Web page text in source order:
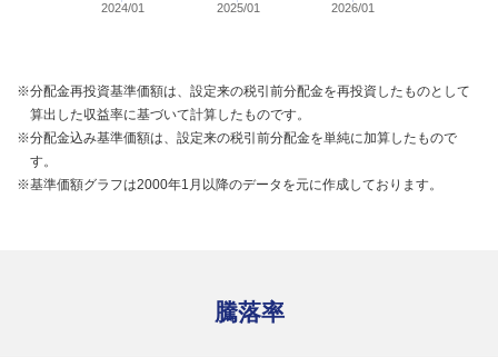
2024/01 2025/01 2026/01
※分配金再投資基準価額は、設定来の税引前分配金を再投資したものとして
算出した収益率に基づいて計算したものです。
※分配金込み基準価額は、設定来の税引前分配金を単純に加算したもので
す。
※基準価額グラフは2000年1月以降のデータを元に作成しております。
騰落率